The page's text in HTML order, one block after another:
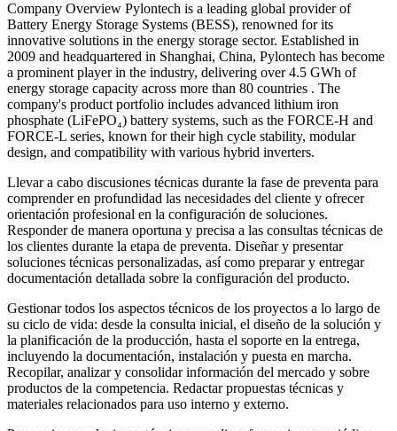
Company Overview Pylontech is a leading global provider of
Battery Energy Storage Systems (BESS), renowned for its
innovative solutions in the energy storage sector. Established in
2009 and headquartered in Shanghai, China, Pylontech has become
a prominent player in the industry, delivering over 4.5 GWh of
energy storage capacity across more than 80 countries . The
company's product portfolio includes advanced lithium iron
phosphate (LiFePO₄) battery systems, such as the FORCE-H and
FORCE-L series, known for their high cycle stability, modular
design, and compatibility with various hybrid inverters.
Llevar a cabo discusiones técnicas durante la fase de preventa para
comprender en profundidad las necesidades del cliente y ofrecer
orientación profesional en la configuración de soluciones.
Responder de manera oportuna y precisa a las consultas técnicas de
los clientes durante la etapa de preventa. Diseñar y presentar
soluciones técnicas personalizadas, así como preparar y entregar
documentación detallada sobre la configuración del producto.
Gestionar todos los aspectos técnicos de los proyectos a lo largo de
su ciclo de vida: desde la consulta inicial, el diseño de la solución y
la planificación de la producción, hasta el soporte en la entrega,
incluyendo la documentación, instalación y puesta en marcha.
Recopilar, analizar y consolidar información del mercado y sobre
productos de la competencia. Redactar propuestas técnicas y
materiales relacionados para uso interno y externo.